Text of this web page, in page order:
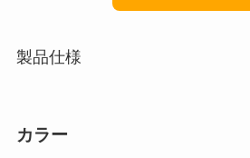
製品仕様
カラー